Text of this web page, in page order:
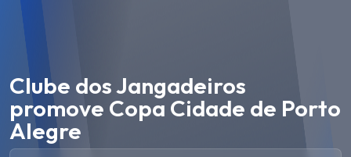
Clube dos Jangadeiros
promove Copa Cidade de Porto
Alegre